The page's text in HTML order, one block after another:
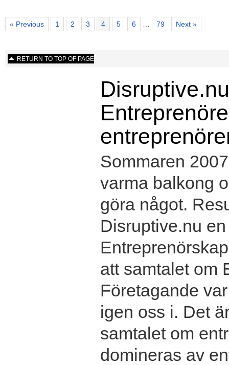
« Previous 1 2 3 4 5 6 79 Next »
RETURN TO TOP OF PAGE
Sommaren
varma balkong
göra något.
Disruptive.nu
att samtalet om
Företagande
igen oss i. Det
samtalet om
domineras av